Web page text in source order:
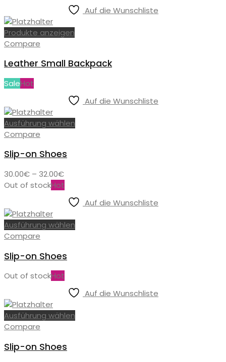
Auf die Wunschliste
Produkte anzeigen
Compare
Leather Small Backpack
SaleHot
Auf die Wunschliste
Ausführung wählen
Compare
Slip-on Shoes
30.00€ – 32.00€Preisspanne:
30.00€
bis
32.00€
Out of stockHot
Auf die Wunschliste
Ausführung wählen
Compare
Slip-on Shoes
Out of stockHot
Auf die Wunschliste
Ausführung wählen
Compare
Slip-on Shoes